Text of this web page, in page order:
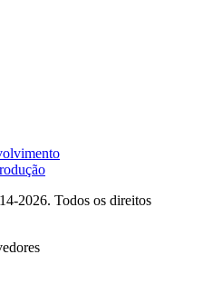
2026. Todos os direitos